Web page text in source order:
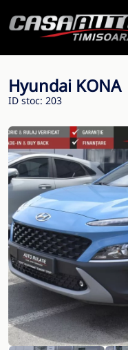
Hyundai KONA
ID stoc: 203